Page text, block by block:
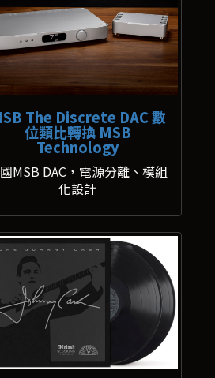
The Discrete DAC 數
位類比轉換 MSB
Technology
MSB DAC，電源分離、模組
化設計